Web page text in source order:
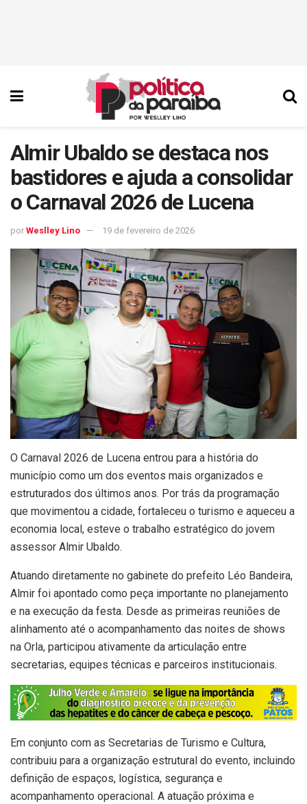
Almir Ubaldo se destaca nos
bastidores e ajuda a consolidar
o Carnaval 2026 de Lucena
por Weslley Lino 19 de fevereiro de 2026
O Carnaval 2026 de Lucena entrou para a história do
município como um dos eventos mais organizados e
estruturados dos últimos anos. Por trás da programação
que movimentou a cidade, fortaleceu o turismo e aqueceu a
economia local, esteve o trabalho estratégico do jovem
assessor Almir Ubaldo.
Atuando diretamente no gabinete do prefeito Léo Bandeira,
Almir foi apontado como peça importante no planejamento
e na execução da festa. Desde as primeiras reuniões de
alinhamento até o acompanhamento das noites de shows
na Orla, participou ativamente da articulação entre
secretarias, equipes técnicas e parceiros institucionais.
Em conjunto com as Secretarias de Turismo e Cultura,
contribuiu para a organização estrutural do evento, incluindo
definição de espaços, logística, segurança e
acompanhamento operacional. A atuação próxima e